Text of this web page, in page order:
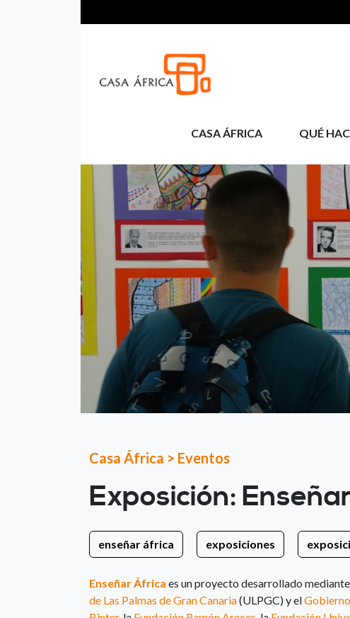
CASA ÁFRICA QUÉ
Casa África > Eventos
Exposición:
enseñar áfrica exposiciones
Enseñar África es un proyecto desarrollado
de Las Palmas de Gran Canaria(ULPGC) y el